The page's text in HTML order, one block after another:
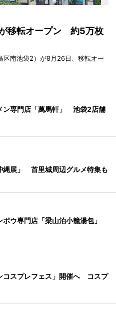
移転オープン 約5万枚
区南池袋2）が8月26日、移転オー
ン専門店「萬馬軒」 池袋2店舗
縄展」 首里城周辺グルメ特集も
ポウ専門店「梁山泊小籠湯包」
コスプレフェス」開催へ コスプ